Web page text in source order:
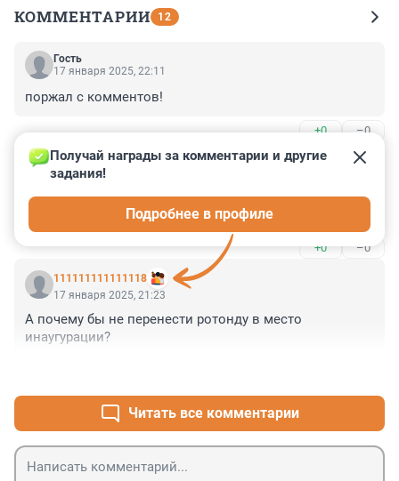
КОММЕНТАРИИ 12
Гость
17 января 2025, 22:11
поржал с комментов!
+0 –0
Гость
17 января 2025, 21:46
как по ро сята старются 🍿🍿🍿🍿 комменты все хужее
+0 –0
111111111111118
Получай награды за комментарии и другие
задания!
Подробнее в профиле
17 января 2025, 21:23
А почему бы не перенести ротонду в место
инаугурации?
Читать все комментарии